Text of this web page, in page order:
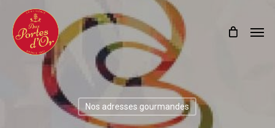
main
Nos adresses gourmandes